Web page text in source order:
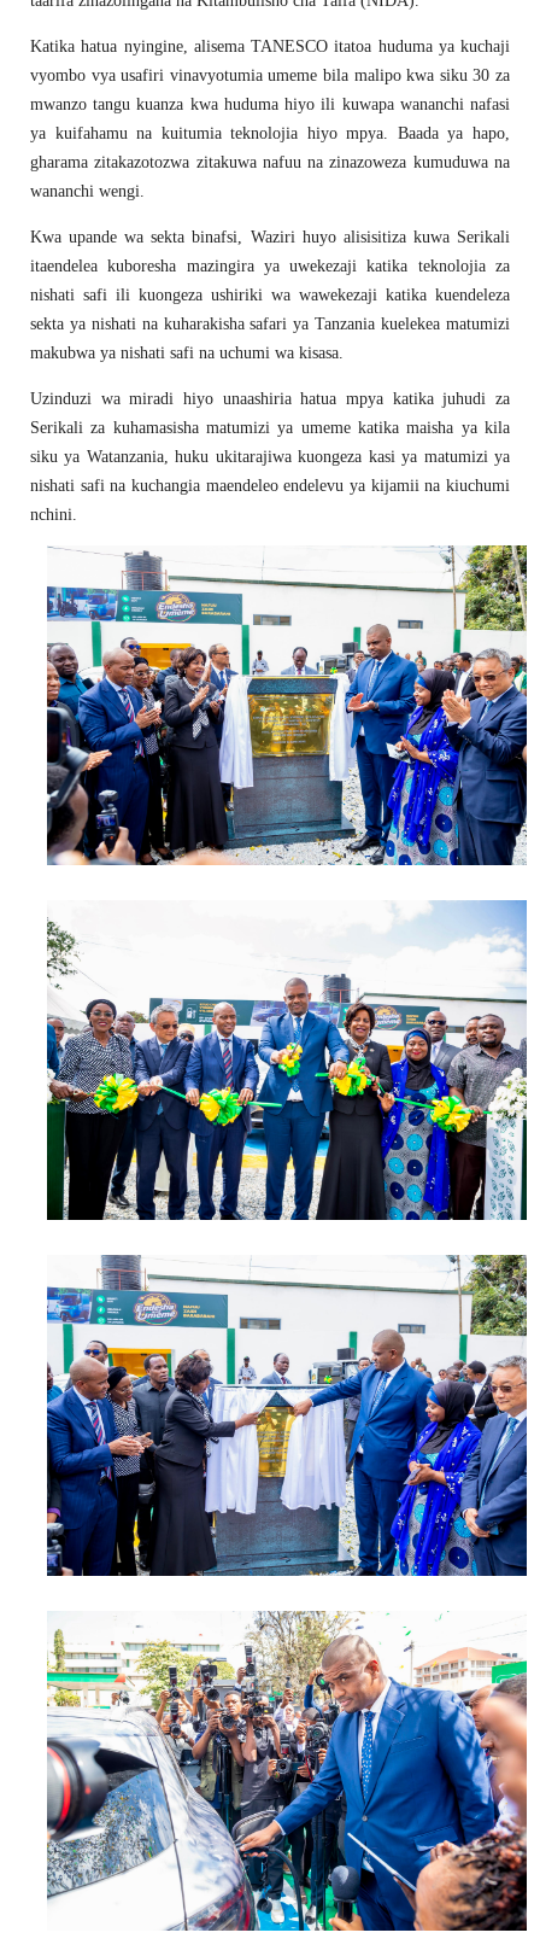
Katika hatua nyingine, alisema TANESCO itatoa huduma ya kuchaji
vyombo vya usafiri vinavyotumia umeme bila malipo kwa siku 30 za
mwanzo tangu kuanza kwa huduma hiyo ili kuwapa wananchi nafasi
ya kuifahamu na kuitumia teknolojia hiyo mpya. Baada ya hapo,
gharama zitakazotozwa zitakuwa nafuu na zinazoweza kumuduwa na
wananchi wengi.
Kwa upande wa sekta binafsi, Waziri huyo alisisitiza kuwa Serikali
itaendelea kuboresha mazingira ya uwekezaji katika teknolojia za
nishati safi ili kuongeza ushiriki wa wawekezaji katika kuendeleza
sekta ya nishati na kuharakisha safari ya Tanzania kuelekea matumizi
makubwa ya nishati safi na uchumi wa kisasa.
Uzinduzi wa miradi hiyo unaashiria hatua mpya katika juhudi za
Serikali za kuhamasisha matumizi ya umeme katika maisha ya kila
siku ya Watanzania, huku ukitarajiwa kuongeza kasi ya matumizi ya
nishati safi na kuchangia maendeleo endelevu ya kijamii na kiuchumi
nchini.